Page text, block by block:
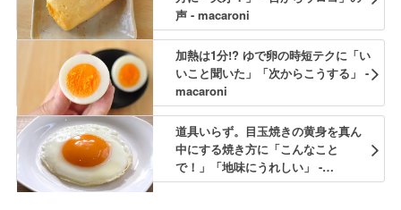
声 - macaroni
加熱は1分!? ゆで卵の時短テクに「い
いこと聞いた」「次からこうする」 -
macaroni
道具いらず。目玉焼きの黄身を真ん
中にする焼き方に「こんなこと
で！」「地味にうれしい」 -
macaroni